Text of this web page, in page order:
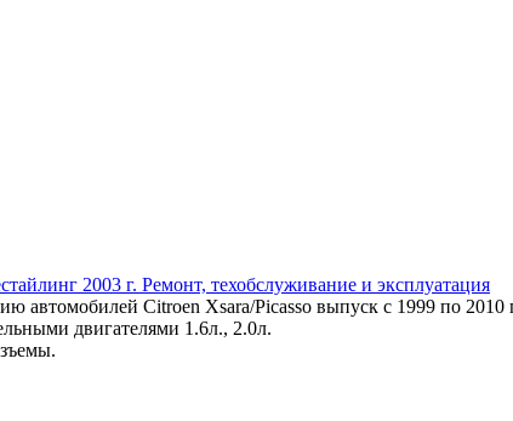
2003 г. Ремонт, техобслуживание и эксплуатация
автомобилей Citroen Xsаrа/Picasso выпуск с 1999 по 2010
двигателями 1.6л., 2.0л.